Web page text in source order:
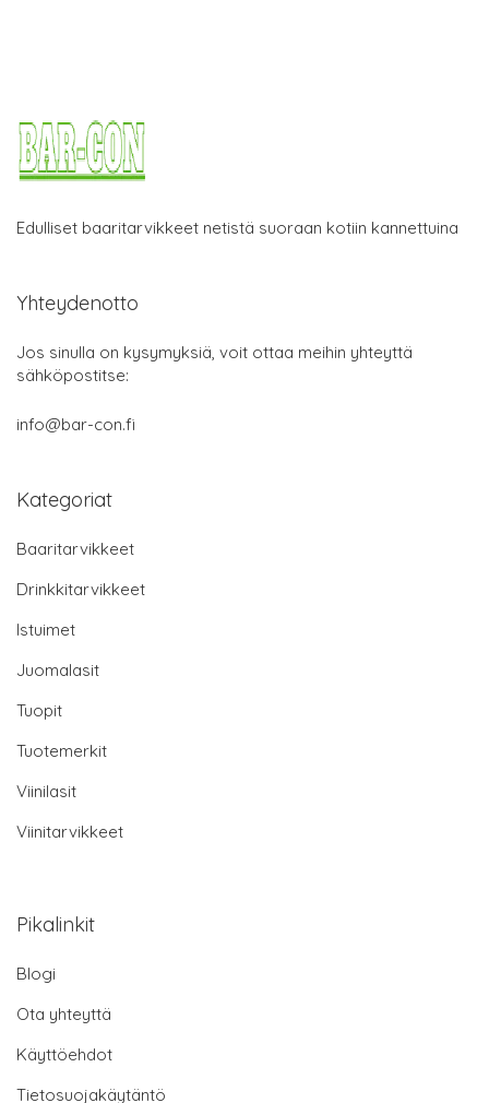
Edulliset baaritarvikkeet netistä suoraan kotiin kannettuina
Yhteydenotto
Jos sinulla on kysymyksiä, voit ottaa meihin yhteyttä
sähköpostitse:
info@bar-con.fi
Kategoriat
Baaritarvikkeet
Drinkkitarvikkeet
Istuimet
Juomalasit
Tuopit
Tuotemerkit
Viinilasit
Viinitarvikkeet
Pikalinkit
Blogi
Ota yhteyttä
Käyttöehdot
Tietosuojakäytäntö